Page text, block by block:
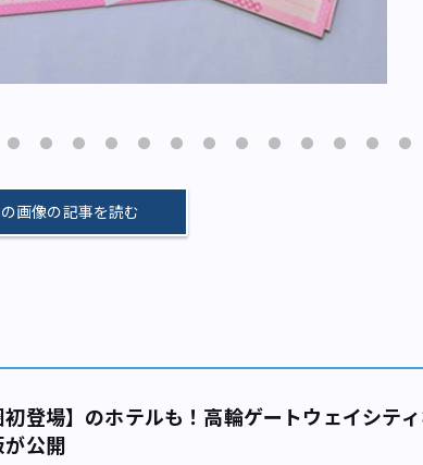
画像の記事を読む
初登場】のホテルも！高輪ゲートウェイシテ
が公開